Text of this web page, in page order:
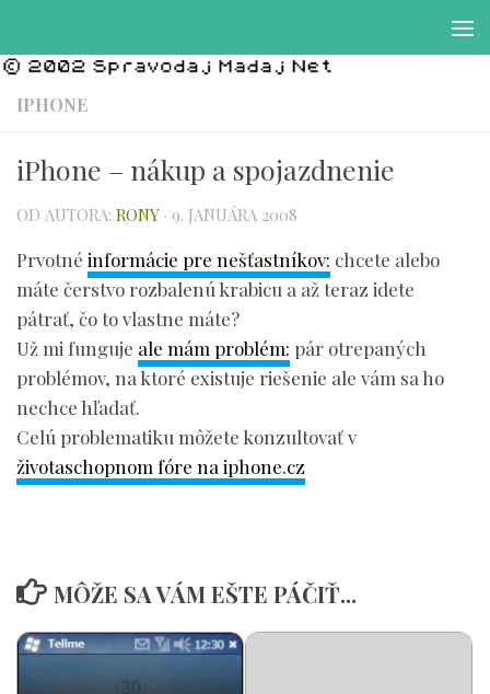
IPHONE
iPhone – nákup a spojazdnenie
OD AUTORA: RONY · 9. JANUÁRA 2008
Prvotné informácie pre nešťastníkov: chcete alebo
máte čerstvo rozbalenú krabicu a až teraz idete
pátrať, čo to vlastne máte?
Už mi funguje ale mám problém: pár otrepaných
problémov, na ktoré existuje riešenie ale vám sa ho
nechce hľadať.
Celú problematiku môžete konzultovať v
životaschopnom fóre na iphone.cz
MÔŽE SA VÁM EŠTE PÁČIŤ...